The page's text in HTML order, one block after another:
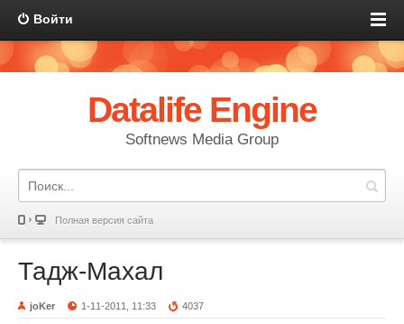
Войти
Datalife Engine
Softnews Media Group
Полная версия сайта
Тадж-Махал
joKer 1-11-2011, 11:33 4037